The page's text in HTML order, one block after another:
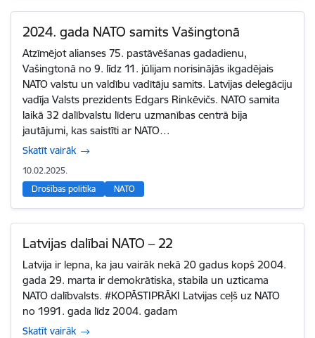
2024. gada NATO samits Vašingtonā
Atzīmējot alianses 75. pastāvēšanas gadadienu,
Vašingtonā no 9. līdz 11. jūlijam norisinājās ikgadējais
NATO valstu un valdību vadītāju samits. Latvijas delegāciju
vadīja Valsts prezidents Edgars Rinkēvičs. NATO samita
laikā 32 dalībvalstu līderu uzmanības centrā bija
jautājumi, kas saistīti ar NATO…
Skatīt vairāk
10.02.2025.
Drošības politika
NATO
Latvijas dalībai NATO – 22
Latvija ir lepna, ka jau vairāk nekā 20 gadus kopš 2004.
gada 29. marta ir demokrātiska, stabila un uzticama
NATO dalībvalsts. #KOPĀSTIPRĀKI Latvijas ceļš uz NATO
no 1991. gada līdz 2004. gadam
Skatīt vairāk